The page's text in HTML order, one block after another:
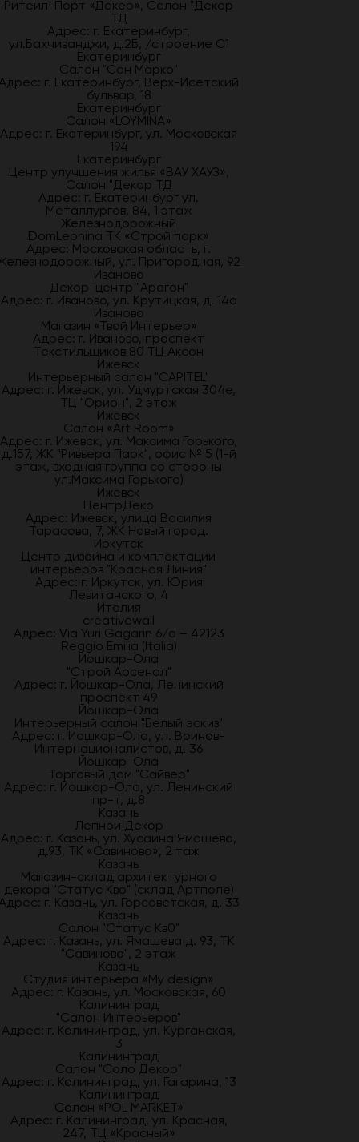
Ритейл-Порт «Докер», Салон "Декор
ТД
Адрес: г. Екатеринбург,
ул.Бахчиванджи, д.2Б, /строение С1
Екатеринбург
Салон "Сан Марко"
г. Екатеринбург, Верх-Исетский
бульвар, 18
Екатеринбург
Салон «LOYMINA»
Адрес: г. Екатеринбург, ул. Московская
194
Екатеринбург
Центр улучшения жилья «ВАУ ХАУЗ»,
Салон "Декор ТД
Адрес: г. Екатеринбург ул.
Металлургов, 84, 1 этаж
Железнодорожный
DomLepnina ТК «Строй парк»
Адрес: Московская область, г.
ул. Пригородная, 92
Иваново
Декор-центр "Арагон"
Адрес: г. Иваново, ул. Крутицкая, д. 14а
Иваново
Магазин «Твой Интерьер»
Адрес: г. Иваново, проспект
Текстильщиков 80 ТЦ Аксон
Ижевск
Интерьерный салон "CAPITEL"
Адрес: г. Ижевск, ул. Удмуртская 304е,
ТЦ "Орион", 2 этаж
Ижевск
Салон «Art Room»
Адрес: г. Ижевск, ул. Максима Горького,
д.157, ЖК "Ривьера Парк", офис № 5 (1-й
этаж, входная группа со стороны
ул.Максима Горького)
Ижевск
ЦентрДеко
Адрес: Ижевск, улица Василия
Тарасова, 7, ЖК Новый город.
Иркутск
Центр дизайна и комплектации
интерьеров "Красная Линия"
Адрес: г. Иркутск, ул. Юрия
Левитанского, 4
Италия
creativewall
Адрес: Via Yuri Gagarin 6/a – 42123
Reggio Emilia (Italia)
Йошкар-Ола
"Строй Арсенал"
Адрес: г. Йошкар-Ола, Ленинский
проспект 49
Йошкар-Ола
Интерьерный салон "Белый эскиз"
Адрес: г. Йошкар-Ола, ул. Воинов-
Интернационалистов, д. 36
Йошкар-Ола
Торговый дом "Сайвер"
Адрес: г. Йошкар-Ола, ул. Ленинский
пр-т, д.8
Казань
Лепной Декор
Адрес: г. Казань, ул. Хусаина Ямашева,
д.93, ТК «Савиново», 2 таж
Казань
Магазин-склад архитектурного
декора "Статус Кво" (склад Артполе)
г. Казань, ул. Горсоветская, д. 33
Казань
Салон "Статус Кв0"
Адрес: г. Казань, ул. Ямашева д. 93, ТК
"Савиново", 2 этаж
Казань
Студия интерьера «My design»
Адрес: г. Казань, ул. Московская, 60
Калининград
"Салон Интерьеров"
Адрес: г. Калининград, ул. Курганская,
3
Калининград
Салон "Соло Декор"
Адрес: г. Калининград, ул. Гагарина, 13
Калининград
Салон «POL MARKET»
Адрес: г. Калининград, ул. Красная,
247, ТЦ «Красный»